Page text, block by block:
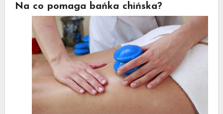
Na co pomaga bańka chińska?